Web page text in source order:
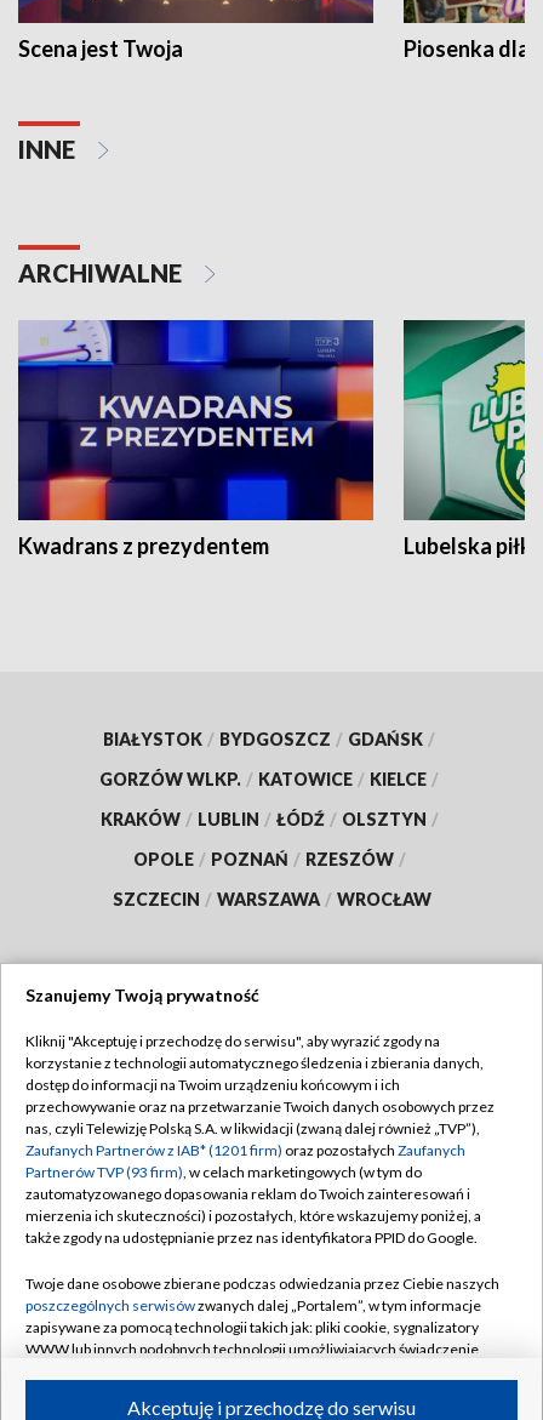
Scena jest Twoja Piosenka dla
INNE
ARCHIWALNE
Kwadrans z prezydentem Lubelska piłka
BIAŁYSTOK / BYDGOSZCZ / GDAŃSK /
GORZÓW WLKP. / KATOWICE / KIELCE /
KRAKÓW / LUBLIN / ŁÓDŹ / OLSZTYN /
OPOLE / POZNAŃ / RZESZÓW /
SZCZECIN / WARSZAWA / WROCŁAW
TVP
Abonament TVP
Emisja w TVP
Centrum informacji TVP
Naziemna Telewizja Cyfrowa
Rada Programowa
System NOS
Informacje o nadawcy
Regulamin TVP
Polityka prywatności
Moje zgody
Pomoc
Kontakt
Kanały
Szanujemy Twoją prywatność
Kliknij "Akceptuję i przechodzę do serwisu", aby wyrazić zgody na
korzystanie z technologii automatycznego śledzenia i zbierania danych,
dostęp do informacji na Twoim urządzeniu końcowym i ich
przechowywanie oraz na przetwarzanie Twoich danych osobowych przez
nas, czyli Telewizję Polską S.A. w likwidacji (zwaną dalej również „TVP”),
Zaufanych Partnerów z IAB* (1201 firm) oraz pozostałych Zaufanych
Partnerów TVP (93 firm), w celach marketingowych (w tym do
zautomatyzowanego dopasowania reklam do Twoich zainteresowań i
mierzenia ich skuteczności) i pozostałych, które wskazujemy poniżej, a
także zgody na udostępnianie przez nas identyfikatora PPID do Google.
Twoje dane osobowe zbierane podczas odwiedzania przez Ciebie naszych
poszczególnych serwisówzwanych dalej „Portalem”, w tym informacje
zapisywane za pomocą technologii takich jak: pliki cookie, sygnalizatory
WWW lub innych podobnych technologii umożliwiających świadczenie
ruchu w Internecie.Akceptuję i przechodzę do serwisu